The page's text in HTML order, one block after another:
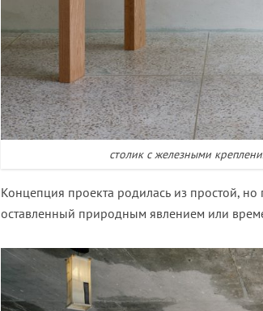
столик с железными
Концепция проекта родилась из простой,
оставленный природным явлением или